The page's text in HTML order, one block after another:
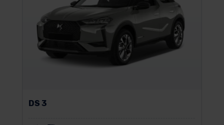
der EU erfolgt, erfolgt dies ausschließlich auf der
Grundlage eines Angemessenheitsbeschlusses der EU-
Kommission (Art. 45 Abs. 1 DSGVO), von
Standarddatenschutzklauseln (Art. 46 Abs. 2 lit. c
DSGVO) oder wenn Sie hierzu Ihre Einwilligung freiwillig
datenschutz@meinauto.de anfordern.
DS 3